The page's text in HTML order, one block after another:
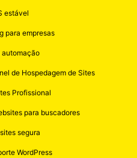
estável
para empresas
automação
de Hospedagem de Sites
Profissional
para buscadores
segura
WordPress